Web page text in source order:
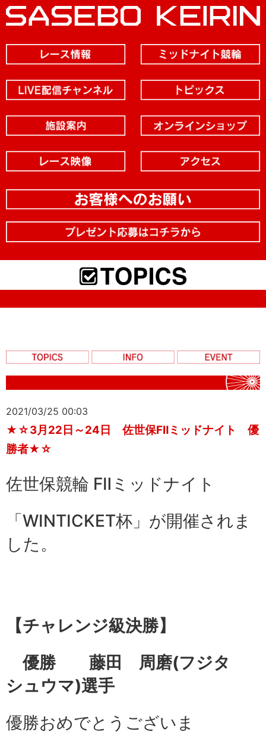
2021/03/25 00:03
★☆3月22日～24日 佐世保FⅡミッドナイト 優
勝者★☆
佐世保競輪 FⅡミッドナイト
「WINTICKET杯 」が開催されま
した。
【チャレンジ級決勝】
優勝 藤田 周磨(フジタ
シュウマ)選手
優勝おめでとうございま